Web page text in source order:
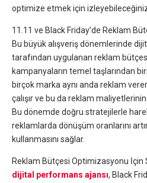
optimize etmek için
11.11 ve Black Friday’de Reklam
Bu büyük alışveriş dönemlerinde
tarafından uygulanan reklam
kampanyaların temel taşlarından
birçok marka aynı anda reklam
çalışır ve bu da reklam
Bu dönemde doğru stratejilerle
reklamlarda dönüşüm oranlarını
kullanmasını sağlar.
Reklam Bütçesi Optimizasyonu İçin
dijital performans ajansı, Black